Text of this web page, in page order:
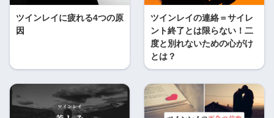
ツインレイに疲れる4つの原
因
ツインレイの連絡＝サイレ
ント終了とは限らない！二
度と別れないための心がけ
とは？